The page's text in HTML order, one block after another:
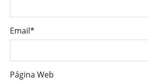
Email*
Página Web